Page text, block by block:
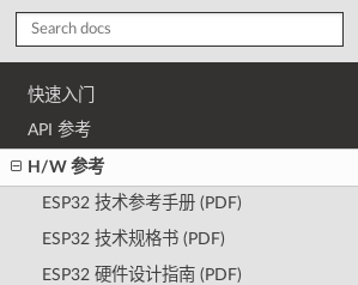
快速入门
API 参考
H/W 参考
ESP32 技术参考手册 (PDF)
ESP32 技术规格书 (PDF)
ESP32 硬件设计指南 (PDF)